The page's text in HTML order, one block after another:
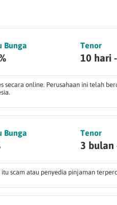
Bunga Tenor
10 hari
online. Perusahaan ini telah
Bunga Tenor
3 bulan
scam atau penyedia pinjaman